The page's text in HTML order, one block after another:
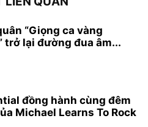
“Giọng ca vàng
trở lại đường đua âm...
đồng hành cùng đêm
Michael Learns To Rock